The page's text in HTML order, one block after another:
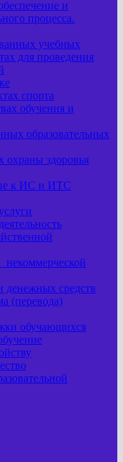
и
процесса.
учебных
для проведения
спорта
обучения и
образовательных
охраны здоровья
к ИС и ИТС
некоммерческой
денежных средств
(перевода)
обучающихся